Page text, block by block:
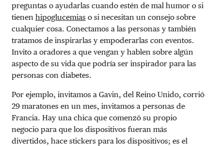
preguntas o ayudarlas cuando estén de mal humor o si
tienen hipoglucemias o si necesitan un consejo sobre
cualquier cosa. Conectamos a las personas y también
tratamos de inspirarlas y empoderarlas con eventos.
Invito a oradores a que vengan y hablen sobre algún
aspecto de su vida que podría ser inspirador para las
personas con diabetes.
Por ejemplo, invitamos a Gavin, del Reino Unido, corrió
29 maratones en un mes, invitamos a personas de
Francia. Hay una chica que comenzó su propio
negocio para que los dispositivos fueran más
divertidos, hace stickers para los dispositivos; es el